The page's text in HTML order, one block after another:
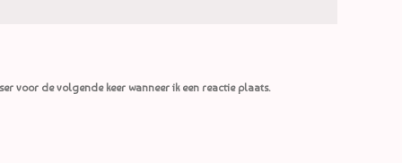
voor de volgende keer wanneer ik een reactie plaats.